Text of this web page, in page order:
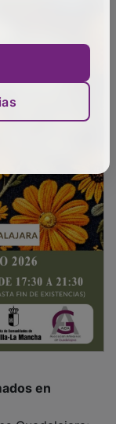
Guadalajara: